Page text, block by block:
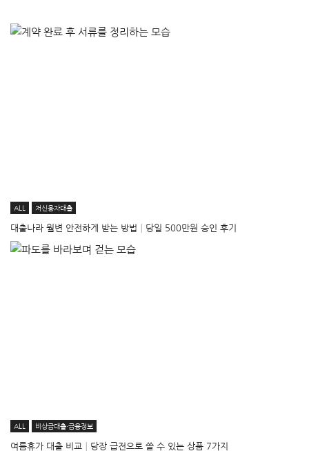
ALL 저신용자대출
대출나라 월변 안전하게 받는 방법│당일 500만원 승인 후기
ALL 비상금대출·금융정보
여름휴가 대출 비교│당장 급전으로 쓸 수 있는 상품 7가지